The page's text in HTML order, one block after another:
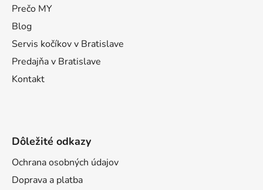
Prečo MY
Blog
Servis kočíkov v Bratislave
Predajňa v Bratislave
Kontakt
Dôležité odkazy
Ochrana osobných údajov
Doprava a platba